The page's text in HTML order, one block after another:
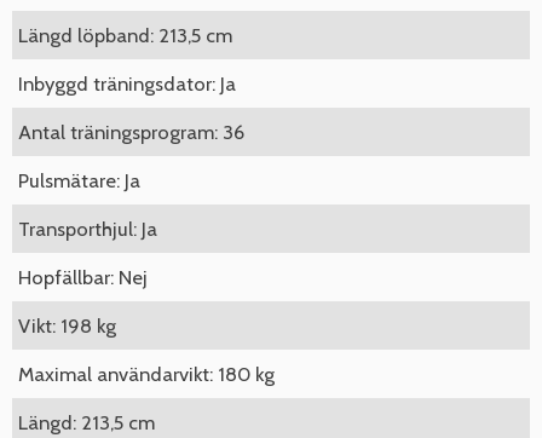
Längd löpband: 213,5 cm
Inbyggd träningsdator: Ja
Antal träningsprogram: 36
Pulsmätare: Ja
Transporthjul: Ja
Hopfällbar: Nej
Vikt: 198 kg
Maximal användarvikt: 180 kg
Längd: 213,5 cm